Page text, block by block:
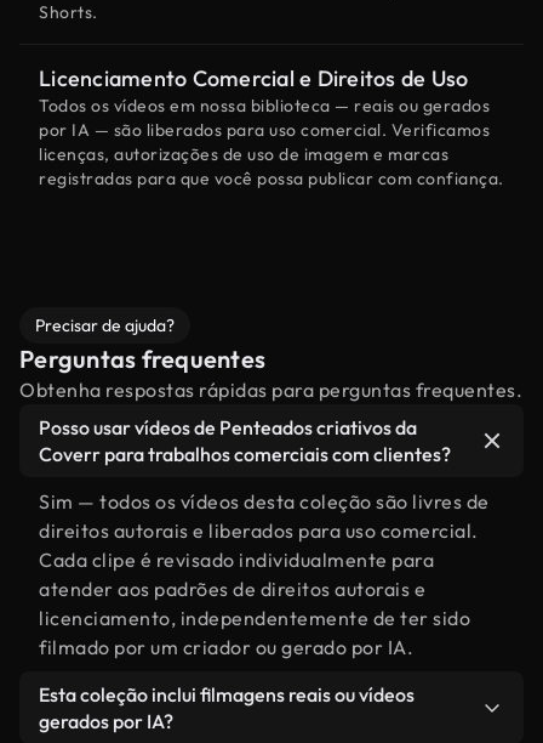
Shorts.
Licenciamento Comercial e Direitos de Uso
Todos os vídeos em nossa biblioteca — reais ou gerados
por IA — são liberados para uso comercial. Verificamos
licenças, autorizações de uso de imagem e marcas
registradas para que você possa publicar com confiança.
Precisar de ajuda?
Perguntas frequentes
Obtenha respostas rápidas para perguntas frequentes.
Posso usar vídeos de Penteados criativos da
Coverr para trabalhos comerciais com clientes?
Sim — todos os vídeos desta coleção são livres de
direitos autorais e liberados para uso comercial.
Cada clipe é revisado individualmente para
atender aos padrões de direitos autorais e
licenciamento, independentemente de ter sido
filmado por um criador ou gerado por IA.
Esta coleção inclui filmagens reais ou vídeos
gerados por IA?